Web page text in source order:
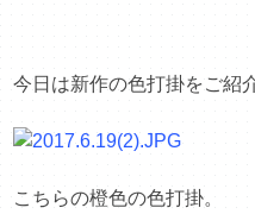
今日は新作の色打掛をご紹
こちらの橙色の色打掛。